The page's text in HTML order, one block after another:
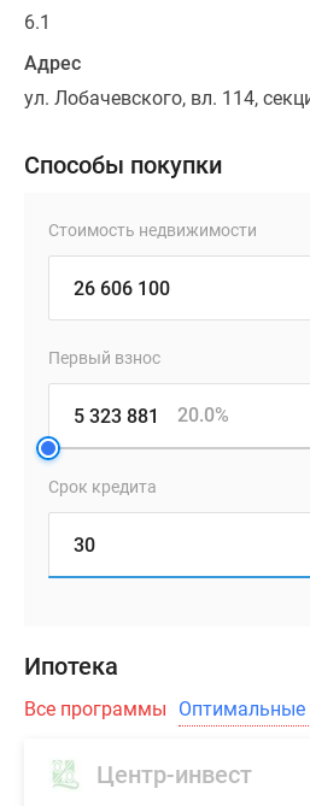
6.1
Адрес
ул. Лобачевского, вл. 114,
Способы покупки
Стоимость недвижимости
Первый взнос
20.0%
Срок кредита
Ипотека
Все программы Оптимальные
Центр-инвест